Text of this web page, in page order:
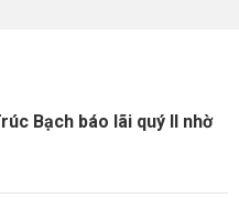
Bạch báo lãi quý II nhờ